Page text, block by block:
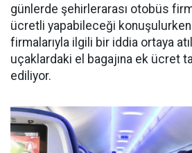
günlerde şehirlerarası otobüs
ücretli yapabileceği
firmalarıyla ilgili bir iddia ortaya
uçaklardaki el bagajına ek ücret
ediliyor.